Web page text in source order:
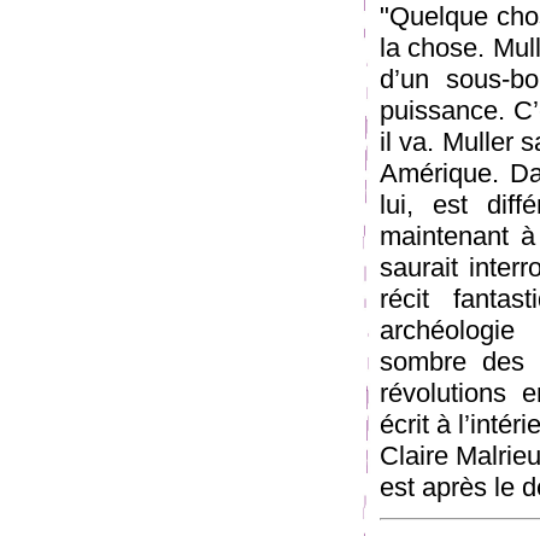
"Quelque
la chose.
d’un sous-
puissance.
il va. Muller
Amérique.
lui, est
maintenant
saurait
récit
sombre des
révolutions
écrit à
Claire
est après le